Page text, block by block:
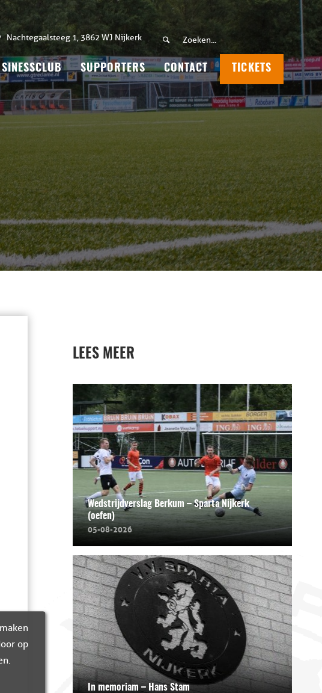
Nachtegaalsteeg 1, 3862 WJ Nijkerk
SUPPORTERS CONTACT TICKETS
LEES MEER
Wedstrijdverslag Berkum – Sparta Nijkerk
(oefen)
05-08-2026
In memoriam – Hans Stam
op